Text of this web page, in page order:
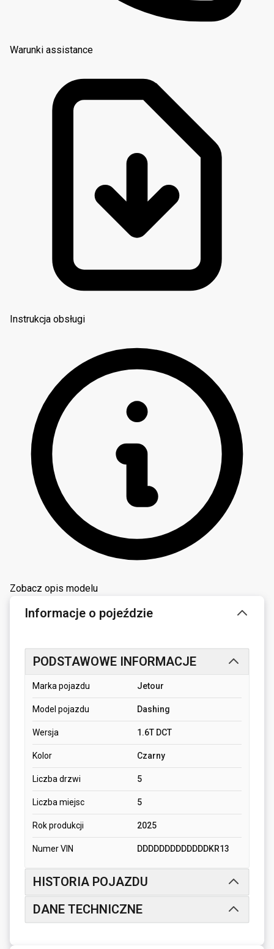
Warunki assistance
Instrukcja obsługi
Zobacz opis modelu
Informacje o pojeździe
PODSTAWOWE INFORMACJE
Marka pojazdu Jetour
Model pojazdu Dashing
Wersja 1.6T DCT
Kolor Czarny
Liczba drzwi 5
Liczba miejsc 5
Rok produkcji 2025
Numer VIN DDDDDDDDDDDDDKR13
HISTORIA POJAZDU
DANE TECHNICZNE